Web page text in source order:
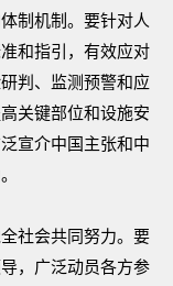
制机制。要针对人
和指引，有效应对
判、监测预警和应
关键部位和设施安
宣介中国主张和中
社会共同努力。要
，广泛动员各方参